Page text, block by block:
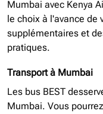
Mumbai avec Kenya
le choix à l'avance de
supplémentaires et
pratiques.
Transport à Mumbai
Les bus BEST
Mumbai. Vous